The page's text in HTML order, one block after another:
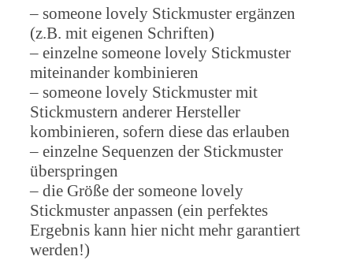
– someone lovely Stickmuster ergänzen
(z.B. mit eigenen Schriften)
– einzelne someone lovely Stickmuster
miteinander kombinieren
– someone lovely Stickmuster mit
Stickmustern anderer Hersteller
kombinieren, sofern diese das erlauben
– einzelne Sequenzen der Stickmuster
überspringen
– die Größe der someone lovely
Stickmuster anpassen (ein perfektes
Ergebnis kann hier nicht mehr garantiert
werden!)